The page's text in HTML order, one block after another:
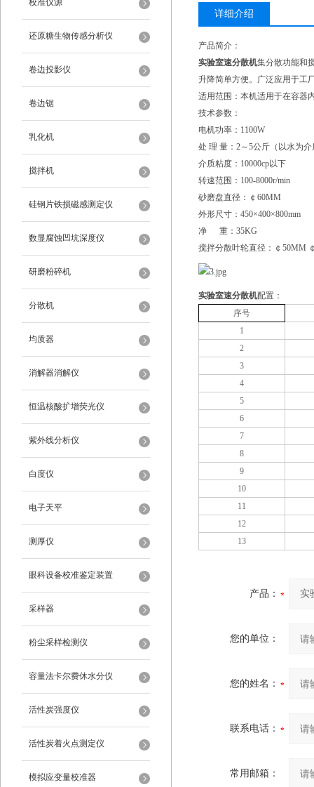
校准仪源
还原糖生物传感分析仪
卷边投影仪
卷边锯
乳化机
搅拌机
硅钢片铁损磁感测定仪
数显腐蚀凹坑深度仪
研磨粉碎机
分散机
均质器
消解器消解仪
恒温核酸扩增荧光仪
紫外线分析仪
白度仪
电子天平
测厚仪
眼科设备校准鉴定装置
采样器
粉尘采样检测仪
容量法卡尔费休水分仪
活性炭强度仪
活性炭着火点测定仪
模拟应变量校准器
详细介绍
产品简介：
实验室速分散机集分散功能和
升降简单方便。广泛应用于工
适用范围：本机适用于在容器
技术参数：
电机功率：1100W
处 理 量：2～5公斤（以水为介
介质粘度：10000cp以下
转速范围：100-8000r/min
砂磨盘直径：￠60MM
外形尺寸：450×400×800mm
净 重：35KG
搅拌分散叶轮直径：￠50MM
实验室速分散机配置：
序号
1
2
3
4
5
6
7
8
9
10
11
12
13
产品：
您的单位：
您的姓名：
联系电话：
常用邮箱：